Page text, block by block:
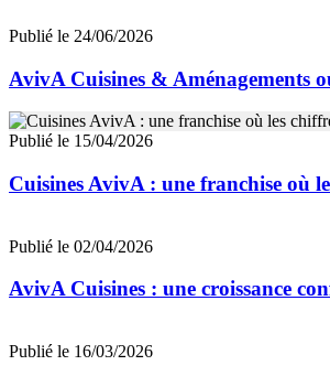
Publié le 24/06/2026
AvivA Cuisines & Aménagements
Publié le 15/04/2026
Cuisines AvivA : une franchise où
Publié le 02/04/2026
AvivA Cuisines : une croissance
Publié le 16/03/2026